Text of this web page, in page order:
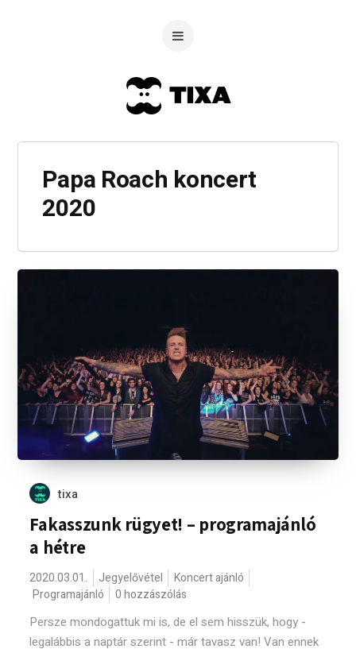
Papa Roach koncert
2020
tixa
Fakasszunk rügyet! – programajánló
a hétre
2020.03.01. Jegyelővétel
Koncert ajánló
Programajánló
0 hozzászólás
Persze mondogattuk mi is, de el sem hisszük, hogy -
legalábbis a naptár szerint - már tavasz van! Van ennek